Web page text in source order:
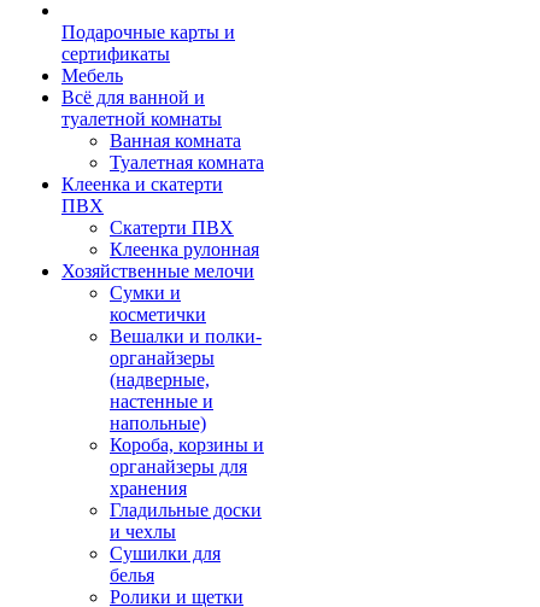
Подарочные карты и
сертификаты
Мебель
Всё для ванной и
туалетной комнаты
Ванная комната
Туалетная комната
Клеенка и скатерти
ПВХ
Скатерти ПВХ
Клеенка рулонная
Хозяйственные мелочи
Сумки и
косметички
Вешалки и полки-
органайзеры
(надверные,
настенные и
напольные)
Короба, корзины и
органайзеры для
хранения
Гладильные доски
и чехлы
Сушилки для
белья
Ролики и щетки